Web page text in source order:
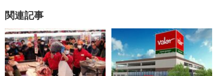
関連記事